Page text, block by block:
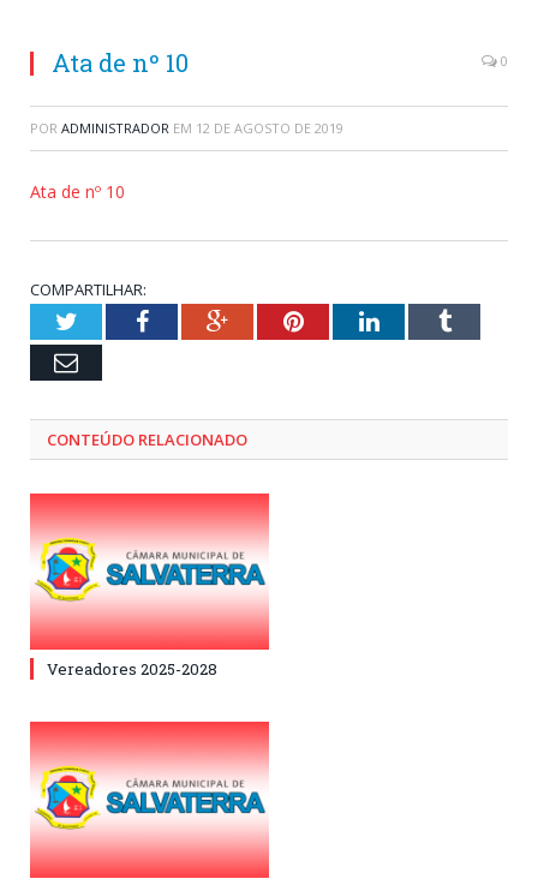
Ata de nº 10 0
POR ADMINISTRADOR EM 12 DE AGOSTO DE 2019
Ata de nº 10
COMPARTILHAR:
TwitterFacebookGoogle+PinterestLinkedInTumblr
Email
CONTEÚDO RELACIONADO
Vereadores 2025-2028